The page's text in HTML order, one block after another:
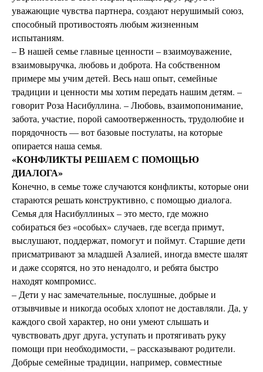
уважающие чувства партнера, создают нерушимый союз,
способный противостоять любым жизненным
испытаниям.
– В нашей семье главные ценности – взаимоуважение,
взаимовыручка, любовь и доброта. На собственном
примере мы учим детей. Весь наш опыт, семейные
традиции и ценности мы хотим передать нашим детям. –
говорит Роза Насибуллина. – Любовь, взаимопонимание,
забота, участие, порой самоотверженность, трудолюбие и
порядочность — вот базовые постулаты, на которые
опирается наша семья.
«КОНФЛИКТЫ РЕШАЕМ С ПОМОЩЬЮ
ДИАЛОГА»
Конечно, в семье тоже случаются конфликты, которые они
стараются решать конструктивно, с помощью диалога.
Семья для Насибуллиных – это место, где можно
собираться без «особых» случаев, где всегда примут,
выслушают, поддержат, помогут и поймут. Старшие дети
присматривают за младшей Азалией, иногда вместе шалят
и даже ссорятся, но это ненадолго, и ребята быстро
находят компромисс.
– Дети у нас замечательные, послушные, добрые и
отзывчивые и никогда особых хлопот не доставляли. Да, у
каждого свой характер, но они умеют слышать и
чувствовать друг друга, уступать и протягивать руку
помощи при необходимости, – рассказывают родители.
Добрые семейные традиции, например, совместные